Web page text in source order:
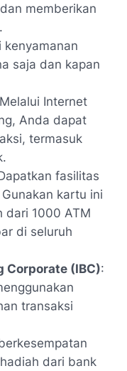
memberikan
kenyamanan
saja dan kapan
Internet
Anda dapat
termasuk
fasilitas
kartu ini
dari 1000 ATM
di seluruh
Corporate (IBC):
transaksi
dari bank